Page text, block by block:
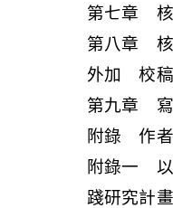
第七章 核
第八章 核
外加 校稿
第九章 寫
附錄 作者
附錄一 以
踐研究計